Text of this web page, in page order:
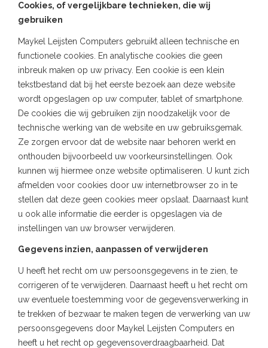
Cookies, of vergelijkbare technieken, die wij
gebruiken
Maykel Leijsten Computers gebruikt alleen technische en
functionele cookies. En analytische cookies die geen
inbreuk maken op uw privacy. Een cookie is een klein
tekstbestand dat bij het eerste bezoek aan deze website
wordt opgeslagen op uw computer, tablet of smartphone.
De cookies die wij gebruiken zijn noodzakelijk voor de
technische werking van de website en uw gebruiksgemak.
Ze zorgen ervoor dat de website naar behoren werkt en
onthouden bijvoorbeeld uw voorkeursinstellingen. Ook
kunnen wij hiermee onze website optimaliseren. U kunt zich
afmelden voor cookies door uw internetbrowser zo in te
stellen dat deze geen cookies meer opslaat. Daarnaast kunt
u ook alle informatie die eerder is opgeslagen via de
instellingen van uw browser verwijderen.
Gegevens inzien, aanpassen of verwijderen
U heeft het recht om uw persoonsgegevens in te zien, te
corrigeren of te verwijderen. Daarnaast heeft u het recht om
uw eventuele toestemming voor de gegevensverwerking in
te trekken of bezwaar te maken tegen de verwerking van uw
persoonsgegevens door Maykel Leijsten Computers en
heeft u het recht op gegevensoverdraagbaarheid. Dat